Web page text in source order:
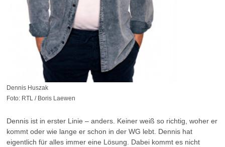
Dennis Huszak
Foto: RTL / Boris Laewen
Dennis ist in erster Linie – anders. Keiner weiß so richtig, woher er
kommt oder wie lange er schon in der WG lebt. Dennis hat
eigentlich für alles immer eine Lösung. Dabei kommt es nicht